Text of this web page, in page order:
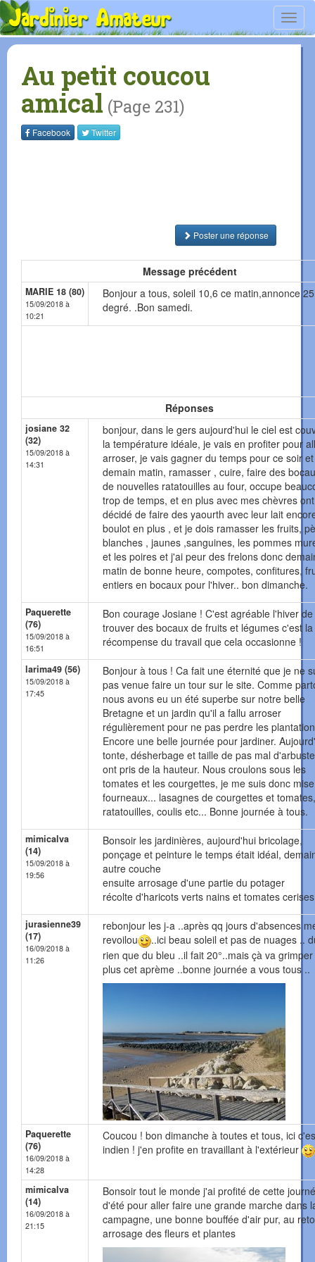
Au petit coucou
amical (Page 231)
Facebook Twitter
Poster une réponse
Message précédent
MARIE 18 (80)
15/09/2018 à
10:21
Bonjour a tous, soleil 10,6 ce matin,annonce 25
degré. .Bon samedi.
Réponses
josiane 32
(32)
15/09/2018 à
14:31
bonjour, dans le gers aujourd'hui le ciel est
la température idéale, je vais en profiter pour
arroser, je vais gagner du temps pour ce soir et
demain matin, ramasser , cuire, faire des
de nouvelles ratatouilles au four, occupe
trop de temps, et en plus avec mes chèvres
décidé de faire des yaourth avec leur lait
boulot en plus , et je dois ramasser les fruits,
blanches , jaunes ,sanguines, les pommes
et les poires et j'ai peur des frelons donc
matin de bonne heure, compotes, confitures,
entiers en bocaux pour l'hiver.. bon dimanche.
Paquerette
(76)
15/09/2018 à
16:51
Bon courage Josiane ! C'est agréable l'hiver de
trouver des bocaux de fruits et légumes c'est la
récompense du travail que cela occasionne !
larima49 (56)
15/09/2018 à
17:45
Bonjour à tous ! Ca fait une éternité que je ne
pas venue faire un tour sur le site. Comme
nous avons eu un été superbe sur notre belle
Bretagne et un jardin qu'il a fallu arroser
régulièrement pour ne pas perdre les
Encore une belle journée pour jardiner.
tonte, désherbage et taille de pas mal
ont pris de la hauteur. Nous croulons sous les
tomates et les courgettes, je me suis donc
fourneaux... lasagnes de courgettes et tomates,
ratatouilles, coulis etc... Bonne journée à tous.
mimicalva
(14)
15/09/2018 à
19:56
Bonsoir les jardinières, aujourd'hui bricolage,
ponçage et peinture le temps était idéal,
autre couche
ensuite arrosage d'une partie du potager
récolte d'haricots verts nains et tomates cerises
jurasienne39
(17)
16/09/2018 à
11:26
rebonjour les j-a ..après qq jours d'absences
revoilou
..ici beau soleil et pas de nuages ..
rien que du bleu ..il fait 20°..mais çà va
plus cet aprème ..bonne journée a vous tous ..
Paquerette
(76)
16/09/2018 à
14:28
Coucou ! bon dimanche à toutes et tous, ici
indien ! j'en profite en travaillant à l'extérieur
mimicalva
(14)
16/09/2018 à
21:15
Bonsoir tout le monde j'ai profité de cette
d'été pour aller faire une grande marche dans
campagne, une bonne bouffée d'air pur, au
arrosage des fleurs et plantes